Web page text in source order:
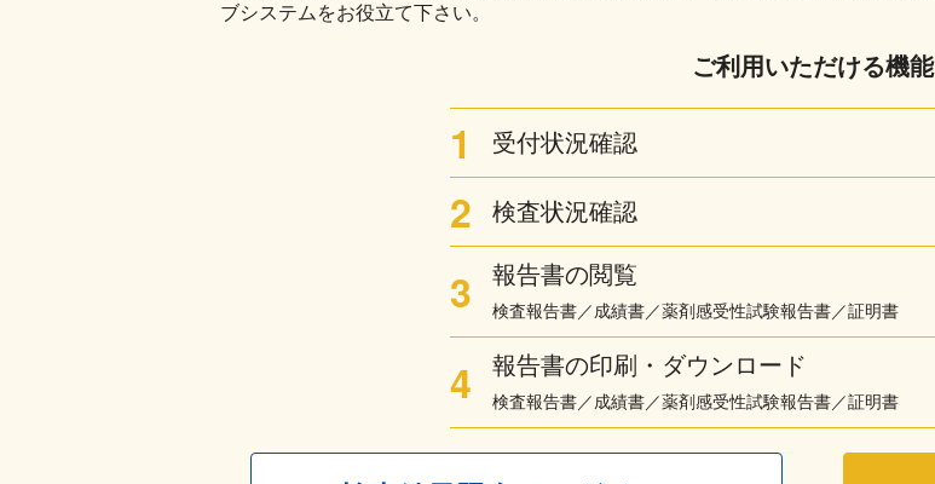
ブシステムをお役立て下さい。
ご利用いただける機能
1 受付状況確認
2 検査状況確認
3 報告書の閲覧
検査報告書／成績書／薬剤感受性試験報告書／証明書
4 報告書の印刷・ダウンロード
検査報告書／成績書／薬剤感受性試験報告書／証明書